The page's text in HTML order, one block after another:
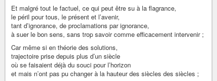
Et malgré tout le factuel, ce qui peut être su à la flagrance,
le péril pour tous, le présent et l’avenir,
tant d’ignorance, de proclamations par ignorance,
à suer le bon sens, sans trop savoir comme efficacement intervenir ;
Car même si en théorie des solutions,
trajectoire prise depuis plus d’un siècle
où se faisaient déjà du souci pour l’horizon
et mais n’ont pas pu changer à la hauteur des siècles des siècles ;